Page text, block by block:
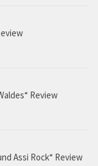
Review
Assi Rock“ Review